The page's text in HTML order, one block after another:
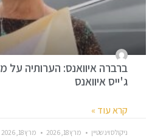
ברברה איוואנס: הערותיה
ג'ייס איוואנס
קרא עוד »
ניקולס וינשטיין מרץ 18, 2026 מרץ 18, 2026